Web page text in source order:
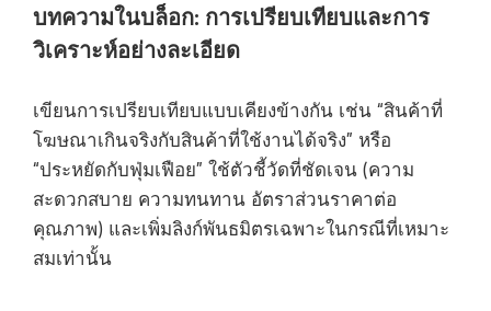
บทความในบล็อก: การเปรียบเทียบและการ
วิเคราะห์อย่างละเอียด
เขียนการเปรียบเทียบแบบเคียงข้างกัน เช่น “สินค้าที่
โฆษณาเกินจริงกับสินค้าที่ใช้งานได้จริง” หรือ
“ประหยัดกับฟุ่มเฟือย” ใช้ตัวชี้วัดที่ชัดเจน (ความ
สะดวกสบาย ความทนทาน อัตราส่วนราคาต่อ
คุณภาพ) และเพิ่มลิงก์พันธมิตรเฉพาะในกรณีที่เหมาะ
สมเท่านั้น